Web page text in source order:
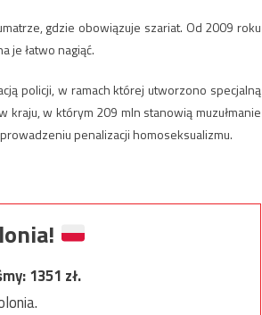
gdzie obowiązuje szariat. Od 2009 roku
je łatwo nagiąć.
policji, w ramach której utworzono specjalną
kraju, w którym 209 mln stanowią muzułmanie
penalizacji homoseksualizmu.
1351 zł.